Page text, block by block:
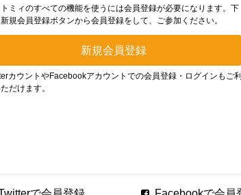
ミィのすべての機能を使うには会員登録が必要になります。下
規会員登録ボタンから会員登録をして、ご参加ください。
カウントやFacebookアカウントでの会員登録・ログインもご利
だけます。